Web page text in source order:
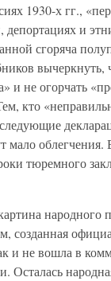
1930-х гг.,
депортациях и
сгоряча
вычеркнуть,
и не огорчать
кто
мало
тюремного
народного
созданная
и не вошла в
Осталась